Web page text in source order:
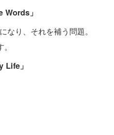
」
なり、それを補う問題。
Life」